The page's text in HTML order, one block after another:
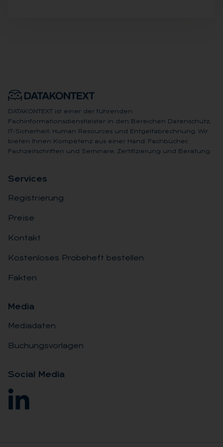
DATAKONTEXT ist einer der führenden
Fachinformationsdienstleister in den Bereichen Datenschutz,
IT-Sicherheit, Human Resources und Entgeltabrechnung. Wir
bieten Ihnen Kompetenz aus einer Hand: Fachbücher,
Fachzeitschriften und Seminare, Zertifizierung und Beratung.
Ser­vices
Registrierung
Preise
Kontakt
Kostenloses Probeheft bestellen
Fakten
Me­dia
Mediadaten
Buchungsvorlagen
So­ci­al Me­dia